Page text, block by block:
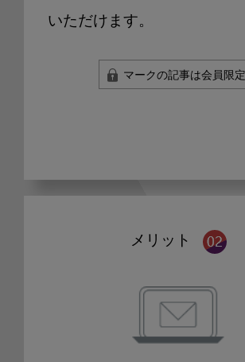
いただけます。
マークの記事は会員限定
メリット